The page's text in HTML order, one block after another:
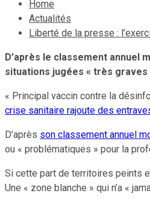
Home
Actualités
Liberté de la presse :
D’après le classement annuel
situations jugées « très graves
« Principal vaccin contre la
crise sanitaire rajoute des
D’après son classement annuel
ou « problématiques » pour la
Si cette part de territoires peints
Une « zone blanche » qui n’a «